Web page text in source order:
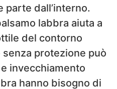
parte dall’interno.
labbra aiuta a
del contorno
protezione può
invecchiamento
hanno bisogno di